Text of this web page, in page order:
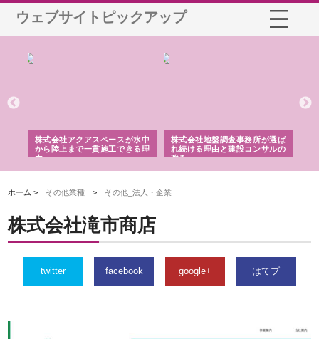
ウェブサイトピックアップ
株式会社アクアスペースが水中
から陸上まで一貫施工できる理
由
株式会社地盤調査事務所が選ば
れ続ける理由と建設コンサルの
強み
ホーム > その他業種 > その他_法人・企業
株式会社滝市商店
twitter facebook google+ はてブ